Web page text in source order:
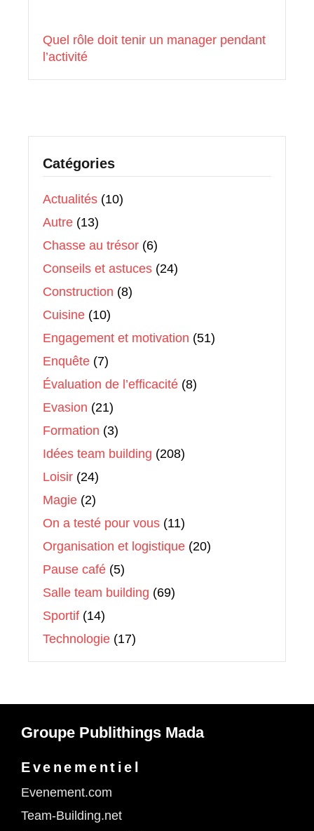
Quel rôle doit tenir un manager pendant
l’activité
Catégories
Actualités (10)
Autre (13)
Chasse au trésor (6)
Conseils et astuces (24)
Construction (8)
Cuisine (10)
Engagement et motivation (51)
Enquête (7)
Évaluation de l’efficacité (8)
Evasion (21)
Formation (3)
Idées team building (208)
Loisir (24)
Magie (2)
On a testé pour vous (11)
Organisation et logistique (20)
Pause café (5)
Salle team building (69)
Sportif (14)
Technologie (17)
Groupe Publithings Mada
Evenementiel
Evenement.com
Team-Building.net